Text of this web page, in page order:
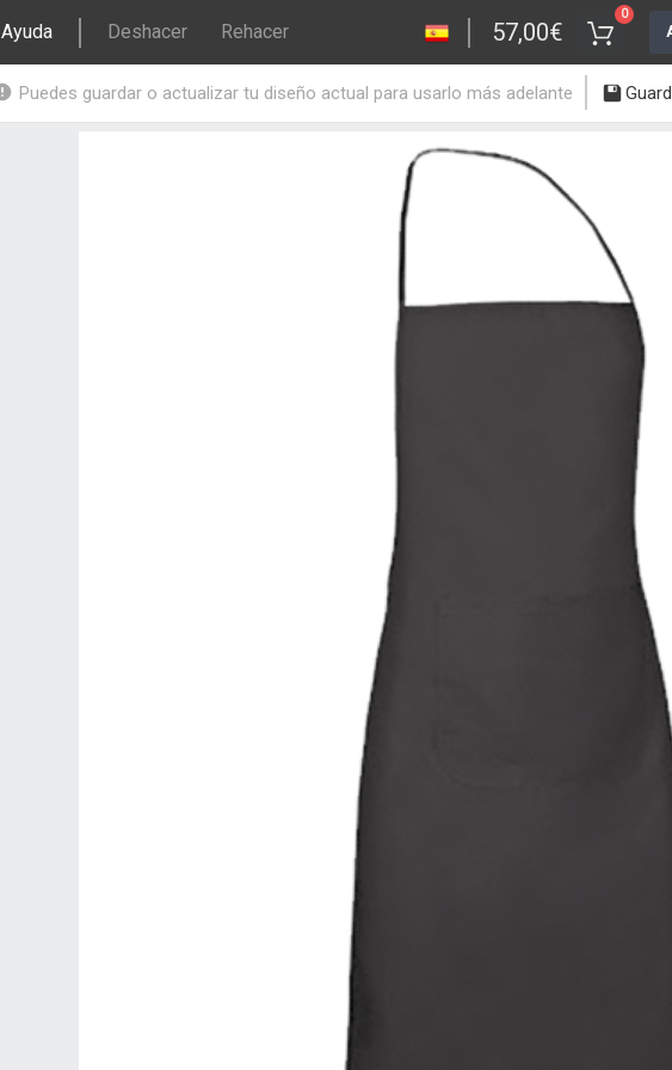
Ayuda Deshacer Rehacer 57,00€
0
Puedes guardar o actualizar tu diseño actual para usarlo más adelante